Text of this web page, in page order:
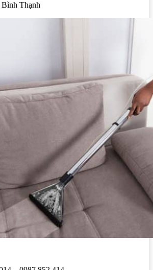
Thạnh